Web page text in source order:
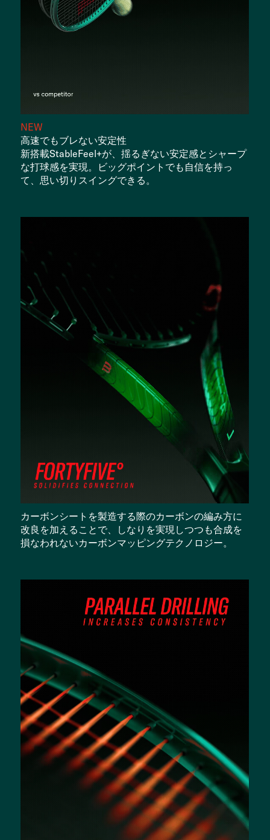
NEW
高速でもブレない安定性
新搭載StableFeel+が、揺るぎない安定感とシャープ
な打球感を実現。ビッグポイントでも自信を持っ
て、思い切りスイングできる。
カーボンシートを製造する際のカーボンの編み方に
改良を加えることで、しなりを実現しつつも合成を
損なわれないカーボンマッピングテクノロジー。